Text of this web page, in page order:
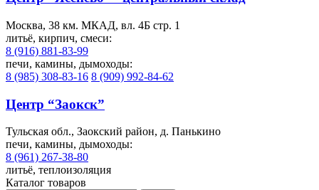
Москва, 38 км. МКАД, вл. 4Б стр. 1
литьё, кирпич, смеси:
8 (916) 881-83-99
печи, камины, дымоходы:
8 (985) 308-83-16 8 (909) 992-84-62
Центр “Заокск”
Тульская обл., Заокский район, д. Панькино
печи, камины, дымоходы:
8 (961) 267-38-80
литьё, теплоизоляция
Каталог товаров